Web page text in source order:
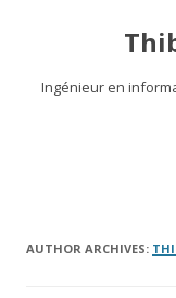
Ingénieur en
AUTHOR ARCHIVES: